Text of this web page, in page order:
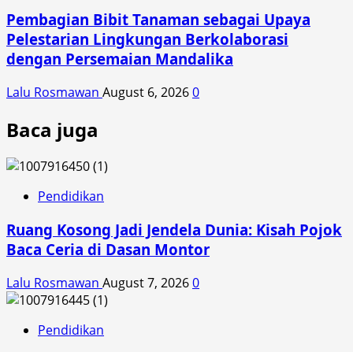
Pembagian Bibit Tanaman sebagai Upaya
Pelestarian Lingkungan Berkolaborasi
dengan Persemaian Mandalika
Lalu Rosmawan August 6, 20260
Baca juga
Pendidikan
Ruang Kosong Jadi Jendela Dunia: Kisah Pojok
Baca Ceria di Dasan Montor
Lalu Rosmawan August 7, 20260
Pendidikan